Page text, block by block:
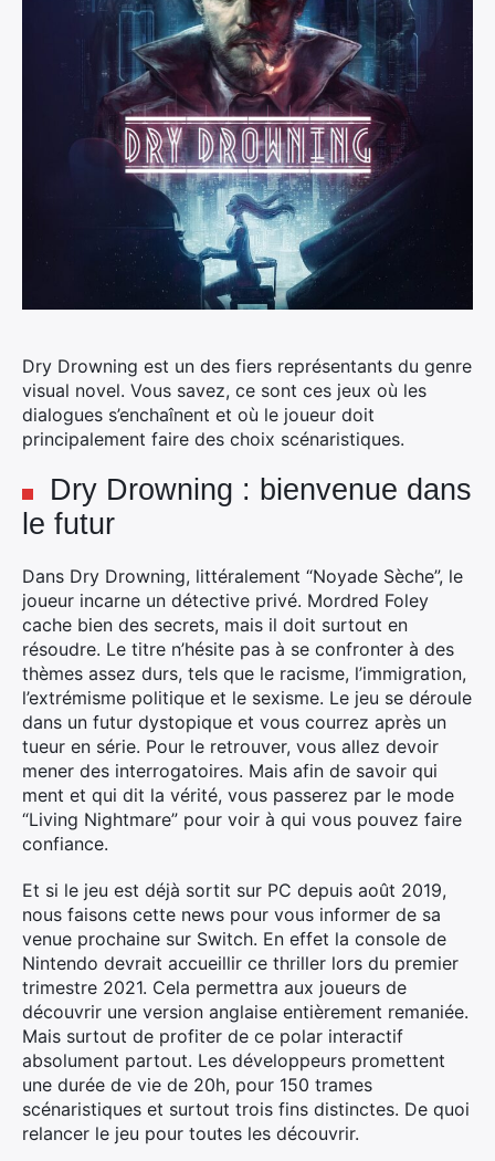
Dry Drowning est un des fiers représentants du genre
visual novel. Vous savez, ce sont ces jeux où les
dialogues s’enchaînent et où le joueur doit
principalement faire des choix scénaristiques.
Dry Drowning : bienvenue dans
le futur
Dans Dry Drowning, littéralement “Noyade Sèche”, le
joueur incarne un détective privé. Mordred Foley
cache bien des secrets, mais il doit surtout en
résoudre. Le titre n’hésite pas à se confronter à des
thèmes assez durs, tels que le racisme, l’immigration,
l’extrémisme politique et le sexisme. Le jeu se déroule
dans un futur dystopique et vous courrez après un
tueur en série. Pour le retrouver, vous allez devoir
mener des interrogatoires. Mais afin de savoir qui
ment et qui dit la vérité, vous passerez par le mode
“Living Nightmare” pour voir à qui vous pouvez faire
confiance.
Et si le jeu est déjà sortit sur PC depuis août 2019,
nous faisons cette news pour vous informer de sa
venue prochaine sur Switch. En effet la console de
Nintendo devrait accueillir ce thriller lors du premier
trimestre 2021. Cela permettra aux joueurs de
découvrir une version anglaise entièrement remaniée.
Mais surtout de profiter de ce polar interactif
absolument partout. Les développeurs promettent
une durée de vie de 20h, pour 150 trames
scénaristiques et surtout trois fins distinctes. De quoi
relancer le jeu pour toutes les découvrir.